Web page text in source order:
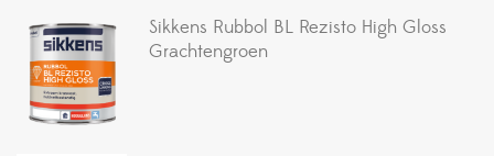
Sikkens Rubbol BL Rezisto High Gloss
Grachtengroen